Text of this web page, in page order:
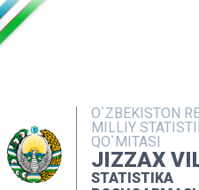
O`ZBEKISTON
MILLIY
QO`MITASI
JIZZAX
STATISTIKA
INTERAKTIV